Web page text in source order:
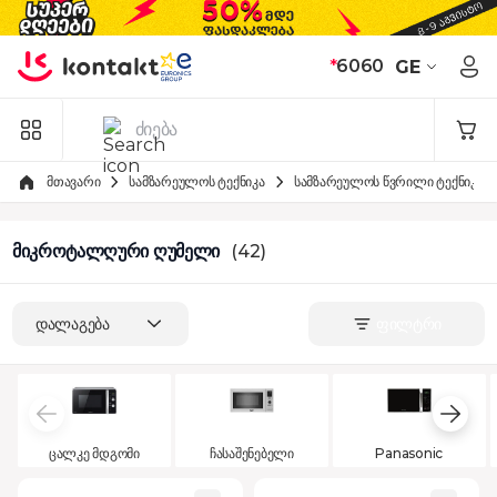
Skip to Content
*6060 GE
მთავარი სამზარეულოს ტექნიკა სამზარეულოს წვრილი ტექნიკა
მიკროტალღური ღუმელი (42)
დალაგება
ცალკე მდგომი ჩასაშენებელი Panasonic